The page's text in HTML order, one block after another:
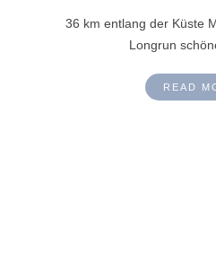
36 km entlang der Küste
Longrun
READ